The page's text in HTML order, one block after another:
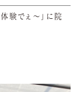
験でぇ～」に院